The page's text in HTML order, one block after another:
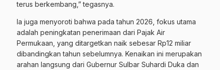
terus berkembang,” tegasnya.
Ia juga menyoroti bahwa pada tahun 2026, fokus utama
adalah peningkatan penerimaan dari Pajak Air
Permukaan, yang ditargetkan naik sebesar Rp12 miliar
dibandingkan tahun sebelumnya. Kenaikan ini merupakan
arahan langsung dari Gubernur Sulbar Suhardi Duka dan